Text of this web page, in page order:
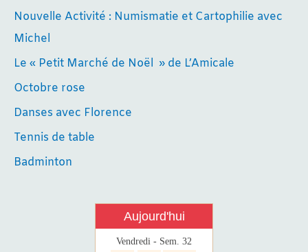
Nouvelle Activité : Numismatie et Cartophilie avec
Michel
Le « Petit Marché de Noël » de L’Amicale
Octobre rose
Danses avec Florence
Tennis de table
Badminton
Aujourd'hui
Vendredi - Sem. 32